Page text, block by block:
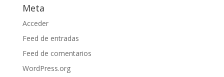
Meta
Acceder
Feed de entradas
Feed de comentarios
WordPress.org